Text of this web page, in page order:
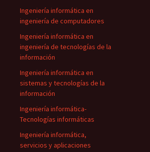
Ingeniería informática en
ingeniería de computadores
Ingeniería informática en
ingeniería de tecnologías de la
información
Ingeniería informática en
sistemas y tecnologías de la
información
Ingeniería informática-
Tecnologías informáticas
Ingeniería informática,
servicios y aplicaciones